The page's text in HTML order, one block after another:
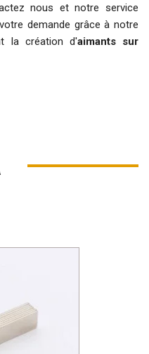
nous et notre service
demande grâce à notre
la création d'aimants sur